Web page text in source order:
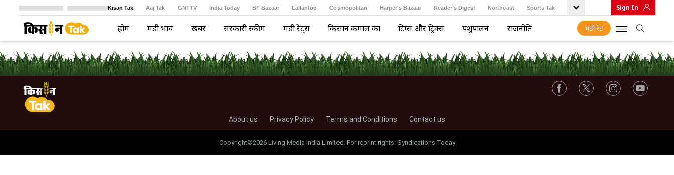
Kisan Tak Aaj Tak GNTTV India Today BT Bazaar Lallantop Cosmopolitan Harper's Bazaar Reader’s Digest Northeast Sports Tak
Crime Tak Astro Tak
Sign In
होम मंडी भाव खबरें सरकारी स्कीम मंडी रेट्स किसान कमाल का टिप्स और ट्रिक्स पशुपालन राजनीति मंडी रेट
About us Privacy Policy Terms and Conditions Contact us
Copyright©2026 Living Media India Limited. For reprint rights: Syndications Today